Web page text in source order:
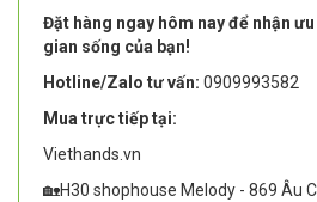
Đặt hàng ngay hôm nay để nhận
gian sống của bạn!
Hotline/Zalo tư vấn: 0909993582
Mua trực tiếp tại:
Viethands.vn
🏡H30 shophouse Melody - 869 Âu